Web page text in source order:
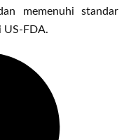
memenuhi standar
US-FDA.